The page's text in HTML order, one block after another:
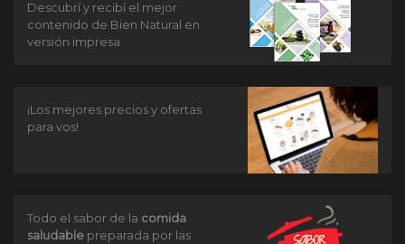
Descubrí y recibí el mejor
contenido de Bien Natural en
versión impresa
¡Los mejores precios y ofertas
para vos!
Todo el sabor de la comida
saludable preparada por las